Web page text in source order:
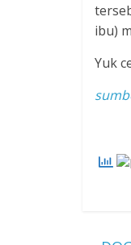
ibu)
Yuk